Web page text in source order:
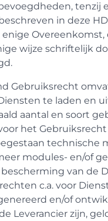
tenzij
in deze
enige Overeenkomst,
wijze schriftelijk
Gebruiksrecht
te laden en
aantal en soort
het
technische
modules- en/of
van de
c.a. voor
en/of
Leverancier zijn,